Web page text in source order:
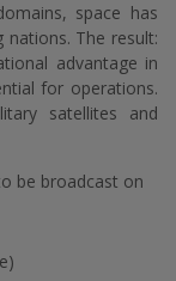
space has
The result:
advantage in
for operations.
satellites and
be broadcast on